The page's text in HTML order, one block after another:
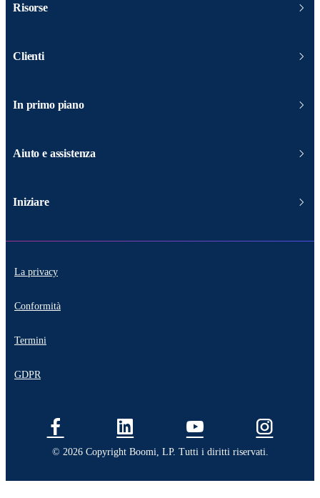
Risorse
Clienti
In primo piano
Aiuto e assistenza
Iniziare
La privacy
Conformità
Termini
GDPR
© 2026 Copyright Boomi, LP. Tutti i diritti riservati.